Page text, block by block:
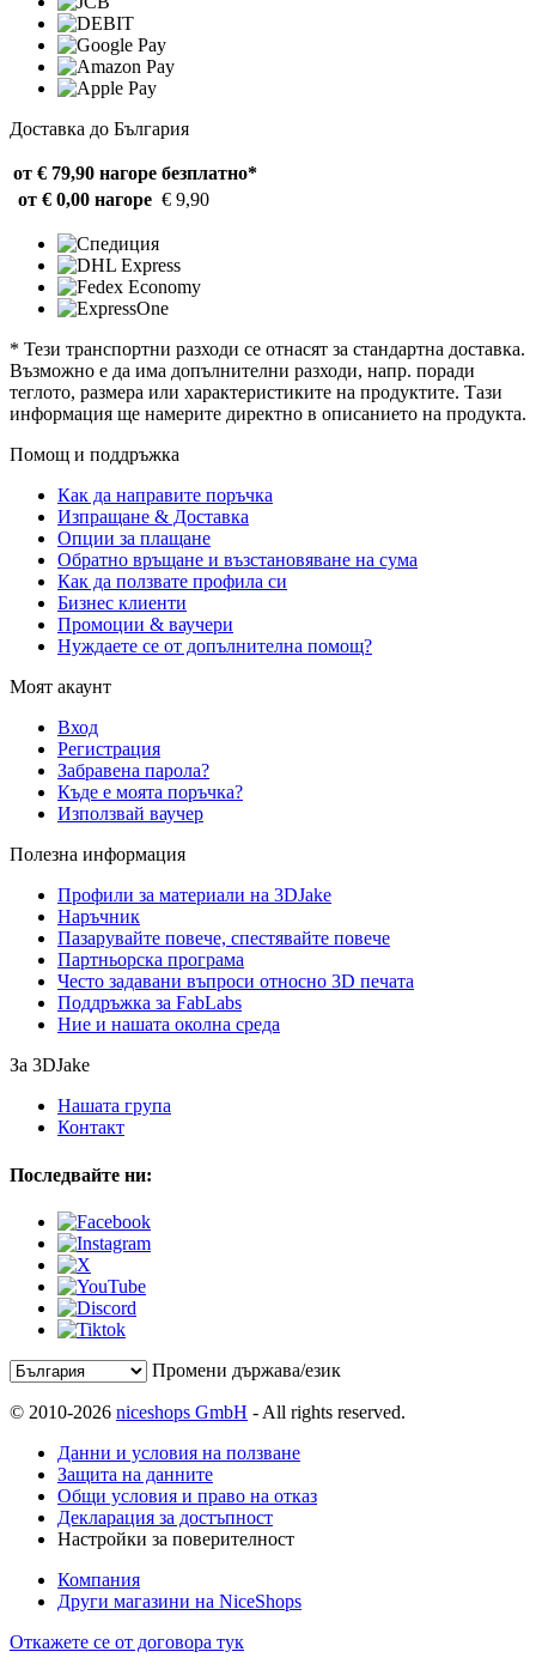
Доставка до България
от € 79,90 нагоре безплатно*
от € 0,00 нагоре € 9,90
* Тези транспортни разходи се отнасят за стандартна доставка.
Възможно е да има допълнителни разходи, напр. поради
теглото, размера или характеристиките на продуктите. Тази
информация ще намерите директно в описанието на продукта.
Помощ и поддръжка
Как да направите поръчка
Изпращане & Доставка
Опции за плащане
Обратно връщане и възстановяване на сума
Как да ползвате профила си
Бизнес клиенти
Промоции & ваучери
Нуждаете се от допълнителна помощ?
Моят акаунт
Вход
Регистрация
Забравена парола?
Къде е моята поръчка?
Използвай ваучер
Полезна информация
Профили за материали на 3DJake
Наръчник
Пазарувайте повече, спестявайте повече
Партньорска програма
Често задавани въпроси относно 3D печата
Поддръжка за FabLabs
Ние и нашата околна среда
За 3DJake
Нашата група
Контакт
Последвайте ни:
Промени държава/език
© 2010-2026 niceshops GmbH - All rights reserved.
Данни и условия на ползване
Защита на данните
Общи условия и право на отказ
Декларация за достъпност
Настройки за поверителност
Компания
Други магазини на NiceShops
Откажете се от договора тук